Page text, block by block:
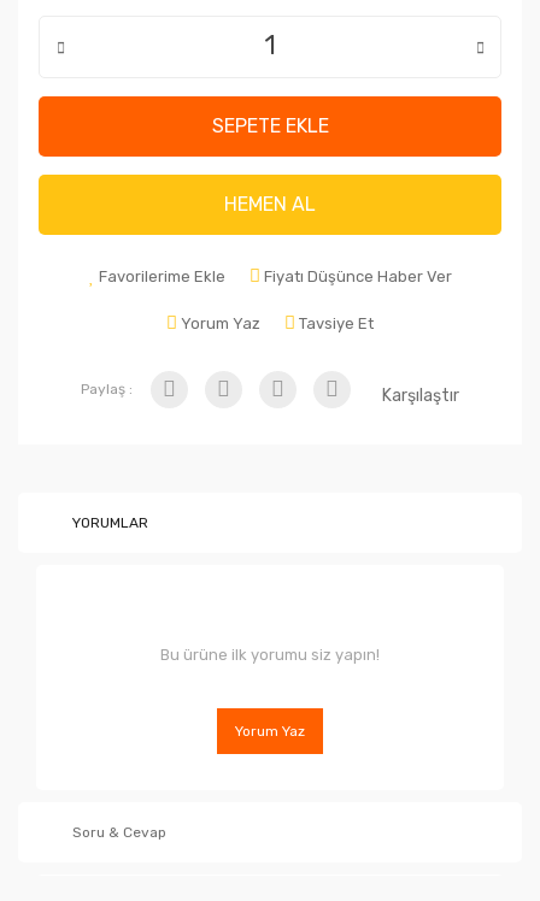
SEPETE EKLE
HEMEN AL
Favorilerime Ekle Fiyatı Düşünce Haber Ver
Yorum Yaz Tavsiye Et
Paylaş : Karşılaştır
YORUMLAR
Bu ürüne ilk yorumu siz yapın!
Yorum Yaz
Soru & Cevap